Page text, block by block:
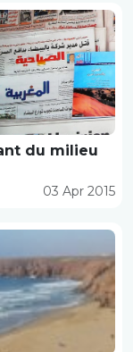
du milieu
03 Apr 2015